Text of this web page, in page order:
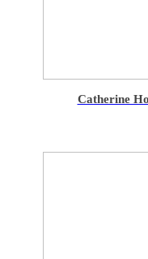
Catherine